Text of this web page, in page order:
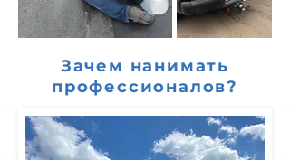
Зачем нанимать
профессионалов?